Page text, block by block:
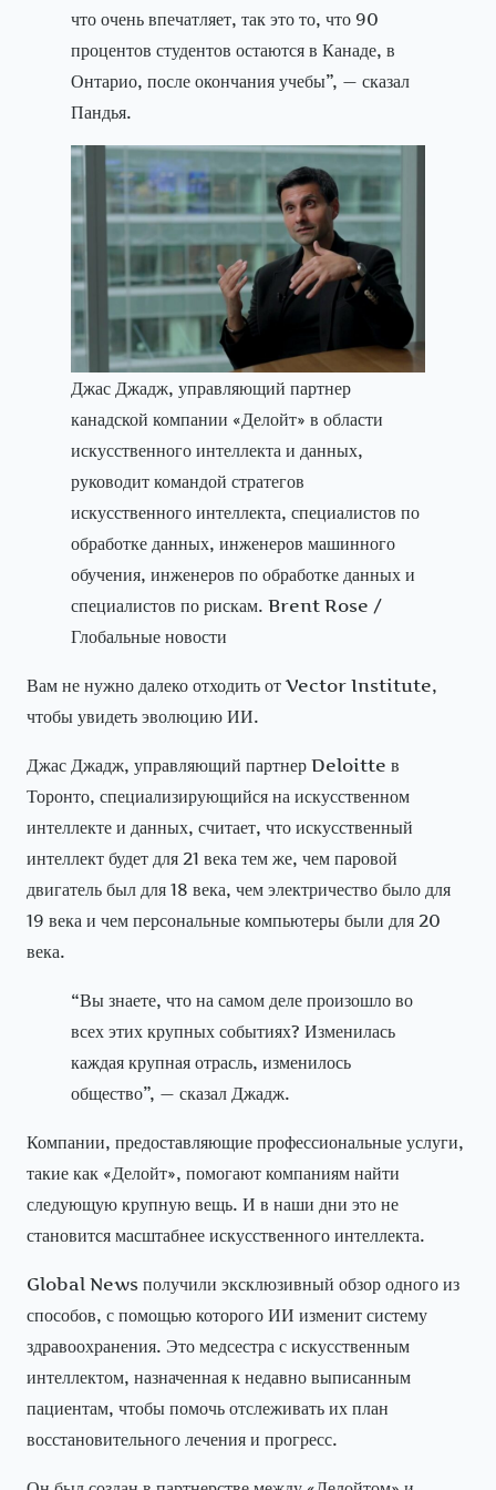
что очень впечатляет, так это то, что 90
процентов студентов остаются в Канаде, в
Онтарио, после окончания учебы”, — сказал
Пандья.
Джас Джадж, управляющий партнер
канадской компании «Делойт» в области
искусственного интеллекта и данных,
руководит командой стратегов
искусственного интеллекта, специалистов по
обработке данных, инженеров машинного
обучения, инженеров по обработке данных и
специалистов по рискам. Brent Rose /
Глобальные новости
Вам не нужно далеко отходить от Vector Institute,
чтобы увидеть эволюцию ИИ.
Джас Джадж, управляющий партнер Deloitte в
Торонто, специализирующийся на искусственном
интеллекте и данных, считает, что искусственный
интеллект будет для 21 века тем же, чем паровой
двигатель был для 18 века, чем электричество было для
19 века и чем персональные компьютеры были для 20
века.
“Вы знаете, что на самом деле произошло во
всех этих крупных событиях? Изменилась
каждая крупная отрасль, изменилось
общество”, — сказал Джадж.
Компании, предоставляющие профессиональные услуги,
такие как «Делойт», помогают компаниям найти
следующую крупную вещь. И в наши дни это не
становится масштабнее искусственного интеллекта.
Global News получили эксклюзивный обзор одного из
способов, с помощью которого ИИ изменит систему
здравоохранения. Это медсестра с искусственным
интеллектом, назначенная к недавно выписанным
пациентам, чтобы помочь отслеживать их план
восстановительного лечения и прогресс.